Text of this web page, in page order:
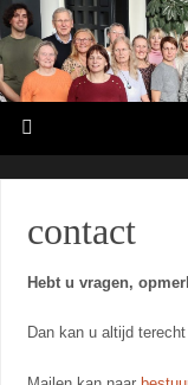
contact
Hebt u vragen,
Dan kan u altijd